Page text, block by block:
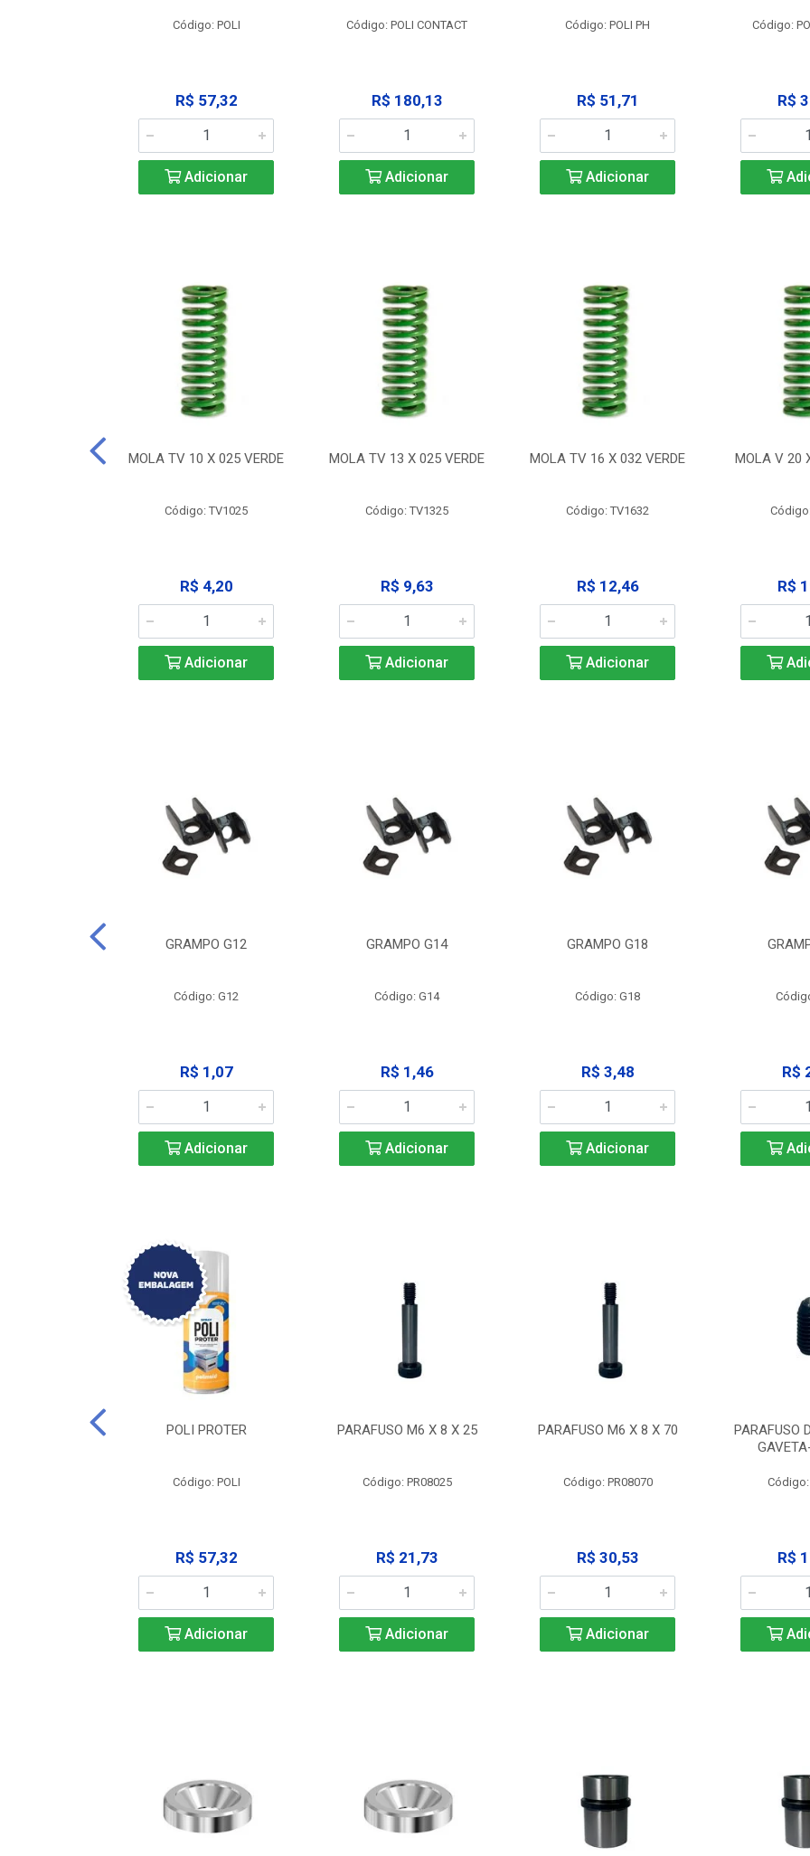
Código: POLI
R$ 57,32
Adicionar
Código: POLI CONTACT
R$ 180,13
Adicionar
Código: POLI PH
R$ 51,71
Adicionar
Código:
R$
MOLA TV 10 X 025 VERDE
Código: TV1025
R$ 4,20
Adicionar
MOLA TV 13 X 025 VERDE
Código: TV1325
R$ 9,63
Adicionar
MOLA TV 16 X 032 VERDE
Código: TV1632
R$ 12,46
Adicionar
MOLA V 20
R$
GRAMPO G12
Código: G12
R$ 1,07
Adicionar
GRAMPO G14
Código: G14
R$ 1,46
Adicionar
GRAMPO G18
Código: G18
R$ 3,48
Adicionar
R$
POLI PROTER
Código: POLI
R$ 57,32
Adicionar
PARAFUSO M6 X 8 X 25
Código: PR08025
R$ 21,73
Adicionar
PARAFUSO M6 X 8 X 70
Código: PR08070
R$ 30,53
Adicionar
PARAFUSO
Código:
R$